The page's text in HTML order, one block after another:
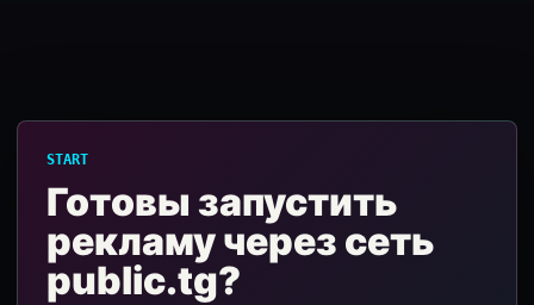
START
Готовы запустить
рекламу через сеть
public.tg?